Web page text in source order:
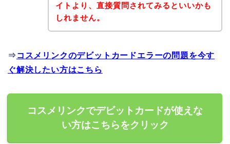
イトより、直接質問されてみるといいかも
しれません。
⇒ コスメリンクのデビットカードエラーの問題を今す
ぐ解決したい方はこちら
コスメリンクでデビットカードが使えな
い方はこちらをクリック